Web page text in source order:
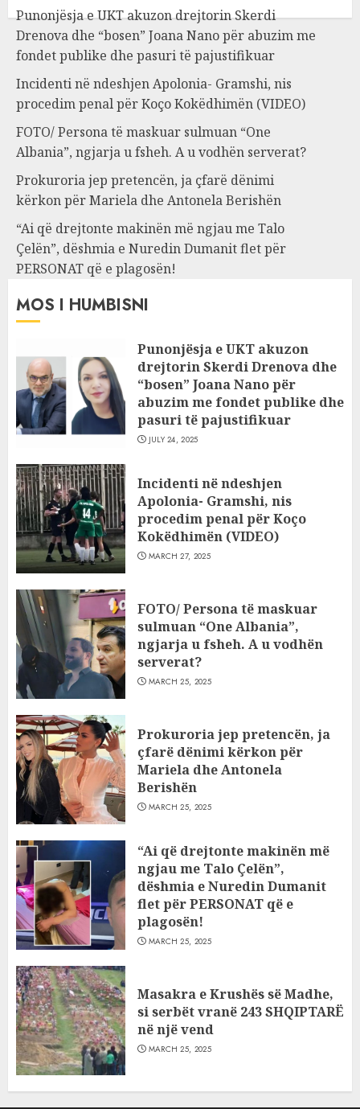
Punonjësja e UKT akuzon drejtorin Skerdi
Drenova dhe “bosen” Joana Nano për abuzim me
fondet publike dhe pasuri të pajustifikuar
Incidenti në ndeshjen Apolonia- Gramshi, nis
procedim penal për Koço Kokëdhimën (VIDEO)
FOTO/ Persona të maskuar sulmuan “One
Albania”, ngjarja u fsheh. A u vodhën serverat?
Prokuroria jep pretencën, ja çfarë dënimi
kërkon për Mariela dhe Antonela Berishën
“Ai që drejtonte makinën më ngjau me Talo
Çelën”, dëshmia e Nuredin Dumanit flet për
PERSONAT që e plagosën!
MOS I HUMBISNI
Punonjësja e UKT akuzon
drejtorin Skerdi Drenova dhe
“bosen” Joana Nano për
abuzim me fondet publike dhe
pasuri të pajustifikuar
JULY 24, 2025
Incidenti në ndeshjen
Apolonia- Gramshi, nis
procedim penal për Koço
Kokëdhimën (VIDEO)
MARCH 27, 2025
FOTO/ Persona të maskuar
sulmuan “One Albania”,
ngjarja u fsheh. A u vodhën
serverat?
MARCH 25, 2025
Prokuroria jep pretencën, ja
çfarë dënimi kërkon për
Mariela dhe Antonela
Berishën
MARCH 25, 2025
“Ai që drejtonte makinën më
ngjau me Talo Çelën”,
dëshmia e Nuredin Dumanit
flet për PERSONAT që e
plagosën!
MARCH 25, 2025
Masakra e Krushës së Madhe,
si serbët vranë 243 SHQIPTARË
në një vend
MARCH 25, 2025